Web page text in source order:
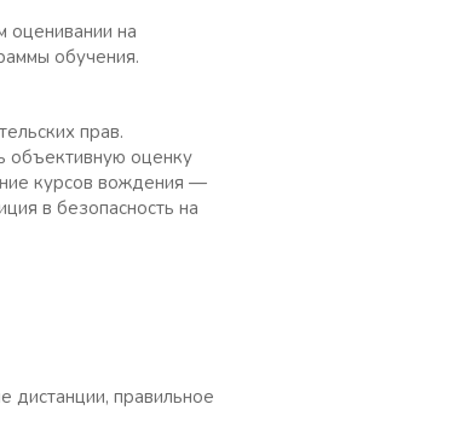
оценивании на
обучения.
прав.
объективную оценку
курсов вождения —
в безопасность на
дистанции, правильное